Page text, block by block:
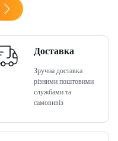
Доставка
Зручна доставка
різними поштовими
службами та
самовивіз